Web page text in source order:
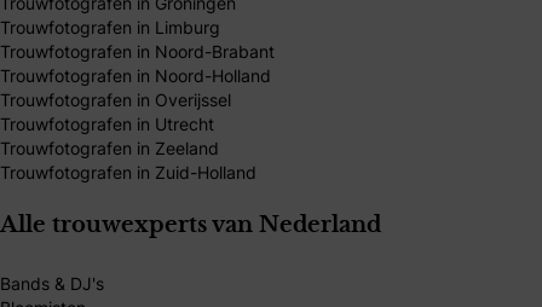
Trouwfotografen in Limburg
Trouwfotografen in Noord-Brabant
Trouwfotografen in Noord-Holland
Trouwfotografen in Overijssel
Trouwfotografen in Utrecht
Trouwfotografen in Zeeland
Trouwfotografen in Zuid-Holland
Alle trouwexperts van Nederland
Bands & DJ's